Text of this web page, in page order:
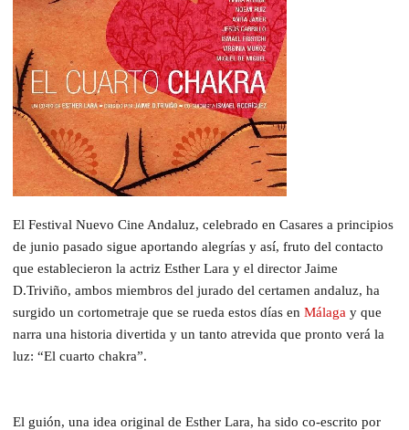
El Festival Nuevo Cine Andaluz, celebrado en Casares a principios
de junio pasado sigue aportando alegrías y así, fruto del contacto
que establecieron la actriz Esther Lara y el director Jaime
D.Triviño, ambos miembros del jurado del certamen andaluz, ha
surgido un cortometraje que se rueda estos días en Málaga y que
narra una historia divertida y un tanto atrevida que pronto verá la
luz: “El cuarto chakra”.
El guión, una idea original de Esther Lara, ha sido co-escrito por